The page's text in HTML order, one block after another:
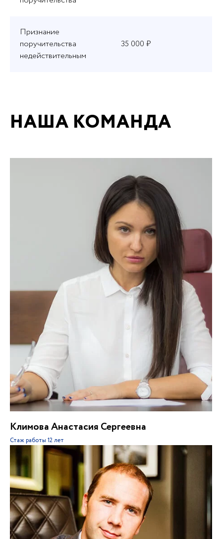
Признание
поручительства
недействительным
35 000 ₽
НАША КОМАНДА
Климова Анастасия Сергеевна
Стаж работы 12 лет